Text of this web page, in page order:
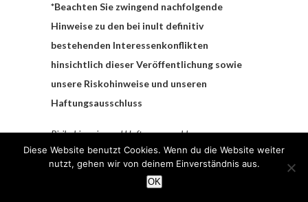
*Beachten Sie zwingend nachfolgende
Hinweise zu den bei inult definitiv
bestehenden Interessenkonflikten
hinsichtlich dieser Veröffentlichung sowie
unsere Riskohinweise und unseren
Haftungsausschluss
Risikohinweise und Haftungsausschluss
Wir weisen ausdrücklich darauf hin, dass wir
keine Haftung für die Inhalte externer
Diese Website benutzt Cookies. Wenn du die Website weiter
nutzt, gehen wir von deinem Einverständnis aus.
OK